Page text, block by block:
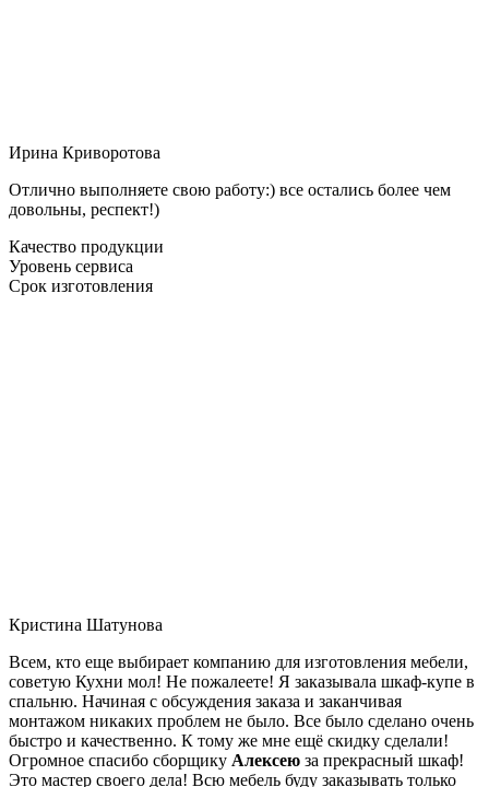
Ирина Криворотова
Отлично выполняете свою работу:) все остались более чем
довольны, респект!)
Качество продукции
Уровень сервиса
Срок изготовления
Кристина Шатунова
Всем, кто еще выбирает компанию для изготовления мебели,
советую Кухни мол! Не пожалеете! Я заказывала шкаф-купе в
спальню. Начиная с обсуждения заказа и заканчивая
монтажом никаких проблем не было. Все было сделано очень
быстро и качественно. К тому же мне ещё скидку сделали!
Огромное спасибо сборщику Алексею за прекрасный шкаф!
Это мастер своего дела! Всю мебель буду заказывать только